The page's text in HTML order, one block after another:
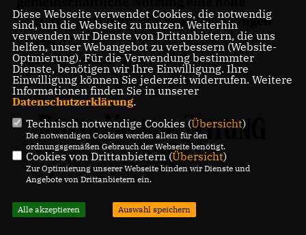
Effizienz und damit günstige Bedingungen
erzielen?
Weiterlesen auf RNZ+:
Diese Webseite verwendet Cookies, die notwendig
sind, um die Webseite zu nutzen. Weiterhin
verwenden wir Dienste von Drittanbietern, die uns
helfen, unser Webangebot zu verbessern (Website-
Optmierung). Für die Verwendung bestimmter
Dienste, benötigen wir Ihre Einwilligung. Ihre
Einwilligung können Sie jederzeit widerrufen. Weitere
Informationen finden Sie in unserer
Datenschutzerklärung.
Technisch notwendige Cookies (Übersicht)
Die notwendigen Cookies werden allein für den
ordnungsgemäßen Gebrauch der Webseite benötigt.
Cookies von Drittanbietern (Übersicht)
Zur Optimierung unserer Webseite binden wir Dienste und
Angebote von Drittanbietern ein.
Alle akzeptieren Auswahl speichern